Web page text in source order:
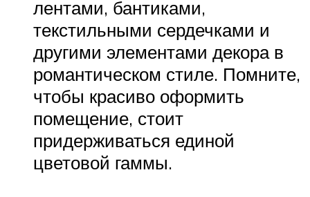
лентами, бантиками,
текстильными сердечками и
другими элементами декора в
романтическом стиле. Помните,
чтобы красиво оформить
помещение, стоит
придерживаться единой
цветовой гаммы.